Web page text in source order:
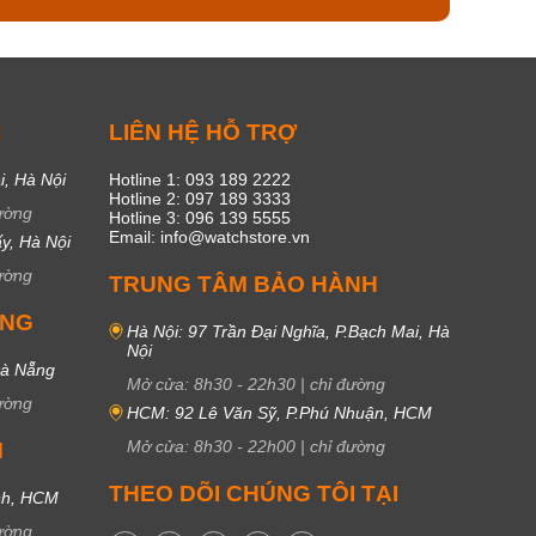
Hà Nội
Hà Nội
Nẵng
HCM
LIÊN HỆ HỖ TRỢ
Hotline 1: 093 189 2222
Hotline 2: 097 189 3333
Hotline 3: 096 139 5555
Email: info@watchstore.vn
TRUNG TÂM BẢO HÀNH
Hà Nội: 97 Trần Đại Nghĩa, P.Bạch Mai, Hà
Nội
Mở cửa: 8h30 - 22h30 | chỉ đường
HCM: 92 Lê Văn Sỹ, P.Phú Nhuận, HCM
Mở cửa: 8h30 - 22h00 | chỉ đường
THEO DÕI CHÚNG TÔI TẠI